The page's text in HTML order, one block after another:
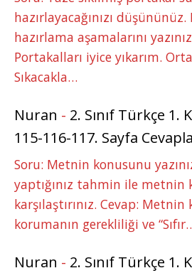
hazırlayacağınızı
hazırlama aşamalarını
Portakalları iyice yıkarım.
Sıkacakla…
Nuran - 2. Sınıf Türkçe 1.
115-116-117. Sayfa
Soru: Metnin konusunu
yaptığınız tahmin ile metnin
karşılaştırınız. Cevap:
korumanın gerekliliği ve
Nuran - 2. Sınıf Türkçe 1.